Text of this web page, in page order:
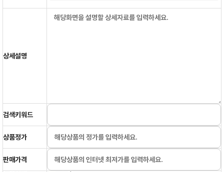
상세설명
검색키워드
상품정가
판매가격